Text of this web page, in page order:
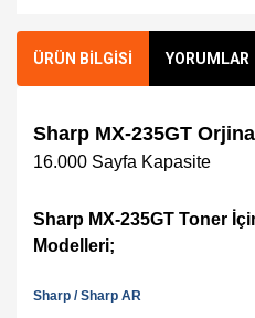
ÜRÜN BİLGİSİ YORUMLAR
Sharp MX-235GT
16.000 Sayfa Kapasite
Sharp MX-235GT Toner
Modelleri;
Sharp / Sharp AR